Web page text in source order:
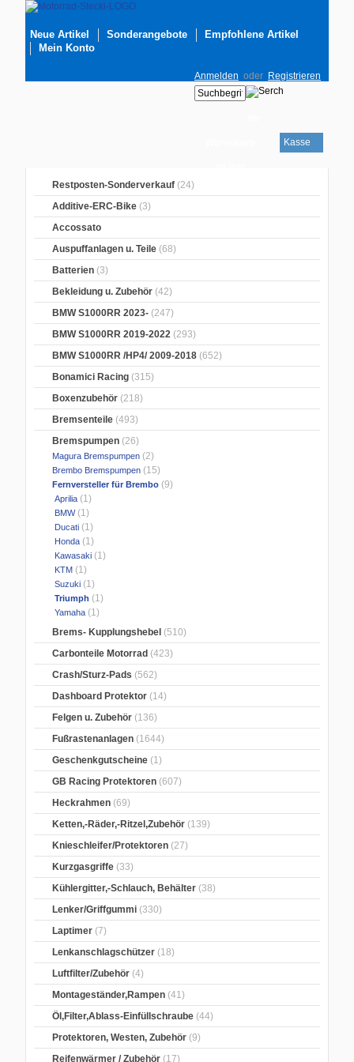
Neue Artikel Sonderangebote
Empfohlene Artikel
Mein Konto
Anmelden oder Registrieren
Kasse
Restposten-Sonderverkauf (24)
Additive-ERC-Bike (3)
Accossato
Auspuffanlagen u. Teile (68)
Batterien (3)
Bekleidung u. Zubehör (42)
BMW S1000RR 2023- (247)
BMW S1000RR 2019-2022 (293)
BMW S1000RR /HP4/ 2009-2018 (652)
Bonamici Racing (315)
Boxenzubehör (218)
Bremsenteile (493)
Bremspumpen (26)
Magura Bremspumpen (2)
Brembo Bremspumpen (15)
Fernversteller für Brembo (9)
Aprilia (1)
BMW(1)
Ducati (1)
Honda (1)
Kawasaki (1)
KTM (1)
Suzuki (1)
Triumph (1)
Yamaha (1)
Brems- Kupplungshebel (510)
Carbonteile Motorrad (423)
Crash/Sturz-Pads (562)
Dashboard Protektor (14)
Felgen u. Zubehör (136)
Fußrastenanlagen (1644)
Geschenkgutscheine (1)
GB Racing Protektoren (607)
Heckrahmen (69)
Ketten,-Räder,-Ritzel,Zubehör (139)
Knieschleifer/Protektoren (27)
Kurzgasgriffe (33)
Kühlergitter,-Schlauch, Behälter (38)
Lenker/Griffgummi (330)
Laptimer (7)
Lenkanschlagschützer (18)
Luftfilter/Zubehör (4)
Montageständer,Rampen (41)
Öl,Filter,Ablass-Einfüllschraube (44)
Protektoren, Westen, Zubehör (9)
Reifenwärmer / Zubehör (17)